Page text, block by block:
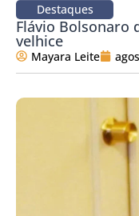
Destaques
Flávio Bolsonaro
velhice
Mayara Leite